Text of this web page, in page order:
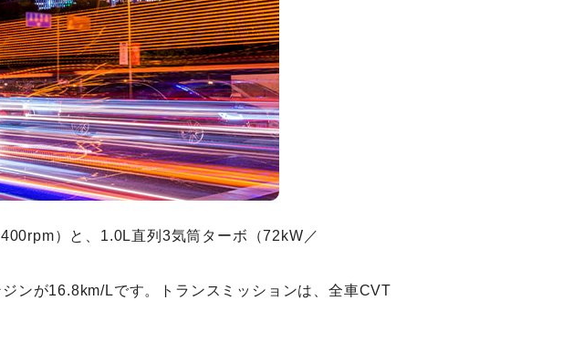
）と、1.0L直列3気筒ターボ（72kW／
ンが16.8km/Lです。トランスミッションは、全車CVT